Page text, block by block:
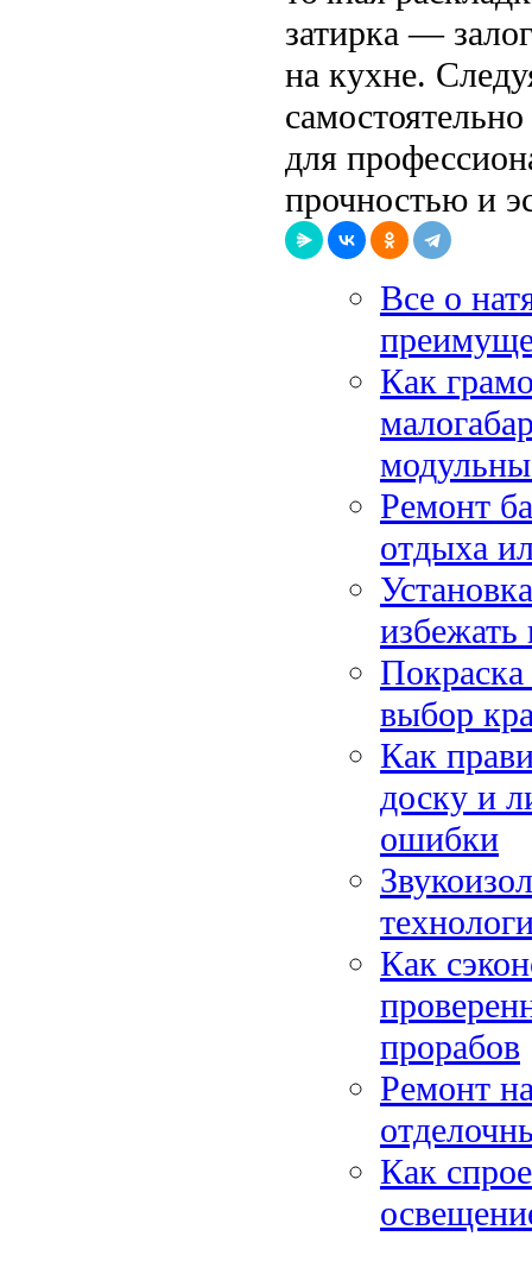
затирка —
на кухне.
для
прочностью и
Все о
Как
Ремонт
отдыха
избежать
Покраска
выбор
Как
доску и
ошибки
Как
прорабов
Ремонт
Как